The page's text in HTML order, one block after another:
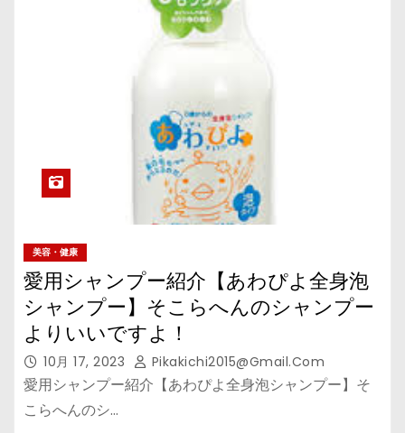
美容・健康
愛用シャンプー紹介【あわぴよ全身泡
シャンプー】そこらへんのシャンプー
よりいいですよ！
10月 17, 2023 Pikakichi2015@gmail.com
愛用シャンプー紹介【あわぴよ全身泡シャンプー】そ
こらへんのシ…